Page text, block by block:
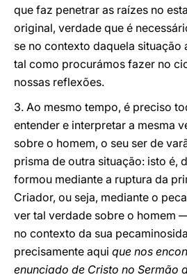
que faz penetrar as raízes no
original, verdade que é
se no contexto daquela situação
tal como procurámos fazer no
nossas reflexões.
3. Ao mesmo tempo, é preciso
entender e interpretar a mesma
sobre o homem, o seu ser de
prisma de outra situação: isto é,
formou mediante a ruptura da
Criador, ou seja, mediante o
ver tal verdade sobre o homem
no contexto da sua
precisamente aqui que nos
enunciado de Cristo no Sermão